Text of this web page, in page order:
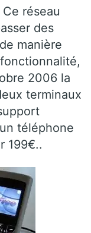
réseau
des
de manière
2006 la
terminaux
téléphone
199€..